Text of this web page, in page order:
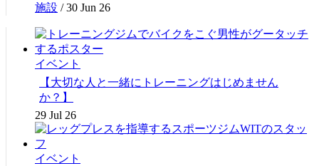
施設 /30 Jun 26
イベント
【大切な人と一緒にトレーニングはじめません
か？】
29 Jul 26
イベント